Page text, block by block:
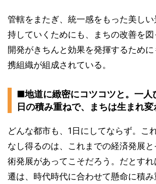
管轄をまたぎ、統一感をもった美し
持していくためにも、まちの改善を
開発がきちんと効果を発揮するため
携組織が組成されている。
■地道に緻密にコツコツと。一人
日の積み重ねで、まちは生まれ変
どんな都市も、1日にしてならず。こ
なし得るのは、これまでの経済発展
術発展があってこそだろう。だとす
遷は、時代時代に合わせて懸命に積み